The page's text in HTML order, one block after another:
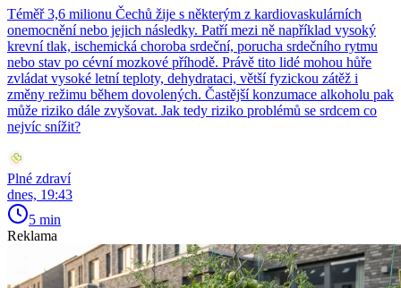
Téměř 3,6 milionu Čechů žije s některým z kardiovaskulárních
onemocnění nebo jejich následky. Patří mezi ně například vysoký
krevní tlak, ischemická choroba srdeční, porucha srdečního rytmu
nebo stav po cévní mozkové příhodě. Právě tito lidé mohou hůře
zvládat vysoké letní teploty, dehydrataci, větší fyzickou zátěž i
změny režimu během dovolených. Častější konzumace alkoholu pak
může riziko dále zvyšovat. Jak tedy riziko problémů se srdcem co
nejvíc snížit?
Plné zdraví
dnes, 19:43
5 min
Reklama